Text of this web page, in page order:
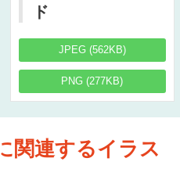
ド
JPEG (562KB)
PNG (277KB)
関連するイラス